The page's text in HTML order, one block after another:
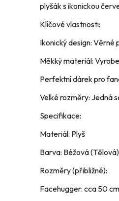
plyšák s ikonickou
​Klíčové vlastnosti:
​Ikonický design:
​Měkký materiál:
​Perfektní dárek pro
​Velké rozměry: Jedná
​Specifikace:
​Materiál: Plyš
​Barva: Béžová (Tělová)
​Rozměry (přibližné):
​Facehugger: cca 50